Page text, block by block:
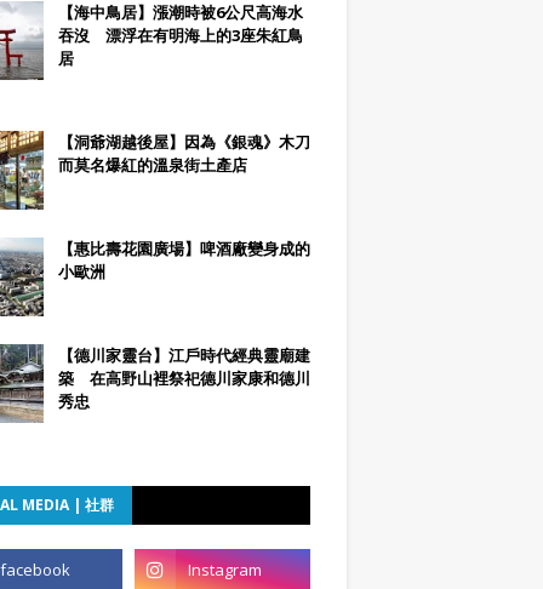
【海中鳥居】漲潮時被6公尺高海水
吞沒 漂浮在有明海上的3座朱紅鳥
居
【洞爺湖越後屋】因為《銀魂》木刀
而莫名爆紅的溫泉街土產店
【惠比壽花園廣場】啤酒廠變身成的
小歐洲
【德川家靈台】江戶時代經典靈廟建
築 在高野山裡祭祀德川家康和德川
秀忠
MEDIA | 社群